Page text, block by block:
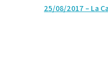
Navigation
25/08/2017 – La